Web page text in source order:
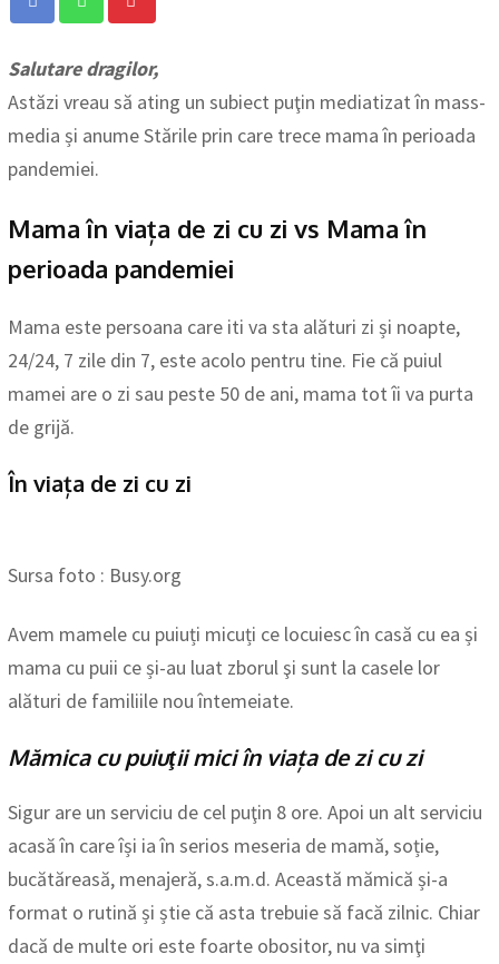
Salutare dragilor,
Astăzi vreau să ating un subiect puţin mediatizat în mass-
media și anume Stările prin care trece mama în perioada
pandemiei.
Mama în viața de zi cu zi vs Mama în
perioada pandemiei
Mama este persoana care iti va sta alături zi și noapte,
24/24, 7 zile din 7, este acolo pentru tine. Fie că puiul
mamei are o zi sau peste 50 de ani, mama tot îi va purta
de grijă.
În viața de zi cu zi
Sursa foto : Busy.org
Avem mamele cu puiuți micuți ce locuiesc în casă cu ea și
mama cu puii ce și-au luat zborul şi sunt la casele lor
alături de familiile nou întemeiate.
Mămica cu puiuţii mici în viața de zi cu zi
Sigur are un serviciu de cel puţin 8 ore. Apoi un alt serviciu
acasă în care își ia în serios meseria de mamă, soție,
bucătăreasă, menajeră, s.a.m.d. Această mămică și-a
format o rutină și știe că asta trebuie să facă zilnic. Chiar
dacă de multe ori este foarte obositor, nu va simţi